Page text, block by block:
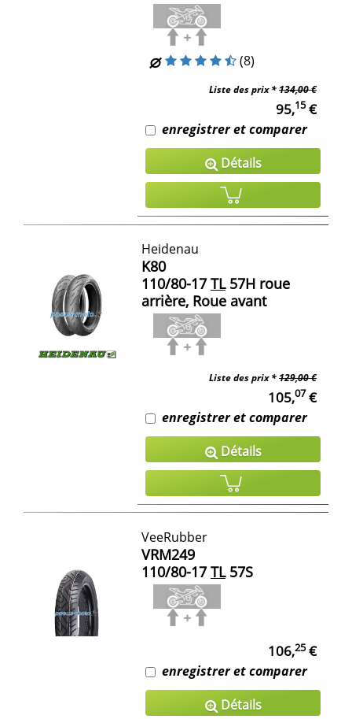
(8)
Liste des prix *134,00 €
95,15€
enregistrer et comparer
Détails
Heidenau
K80
110/80-17 TL57H roue
arrière, Roue avant
Liste des prix *129,00 €
105,07 €
enregistrer et comparer
Détails
VeeRubber
VRM249
110/80-17 TL57S
106,25€
enregistrer et comparer
Détails